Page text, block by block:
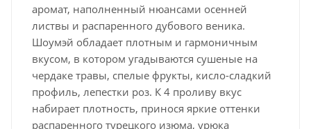
аромат, наполненный нюансами осенней
листвы и распаренного дубового веника.
Шоумэй обладает плотным и гармоничным
вкусом, в котором угадываются сушеные на
чердаке травы, спелые фрукты, кисло-сладкий
профиль, лепестки роз. К 4 проливу вкус
набирает плотность, принося яркие оттенки
распаренного турецкого изюма, урюка